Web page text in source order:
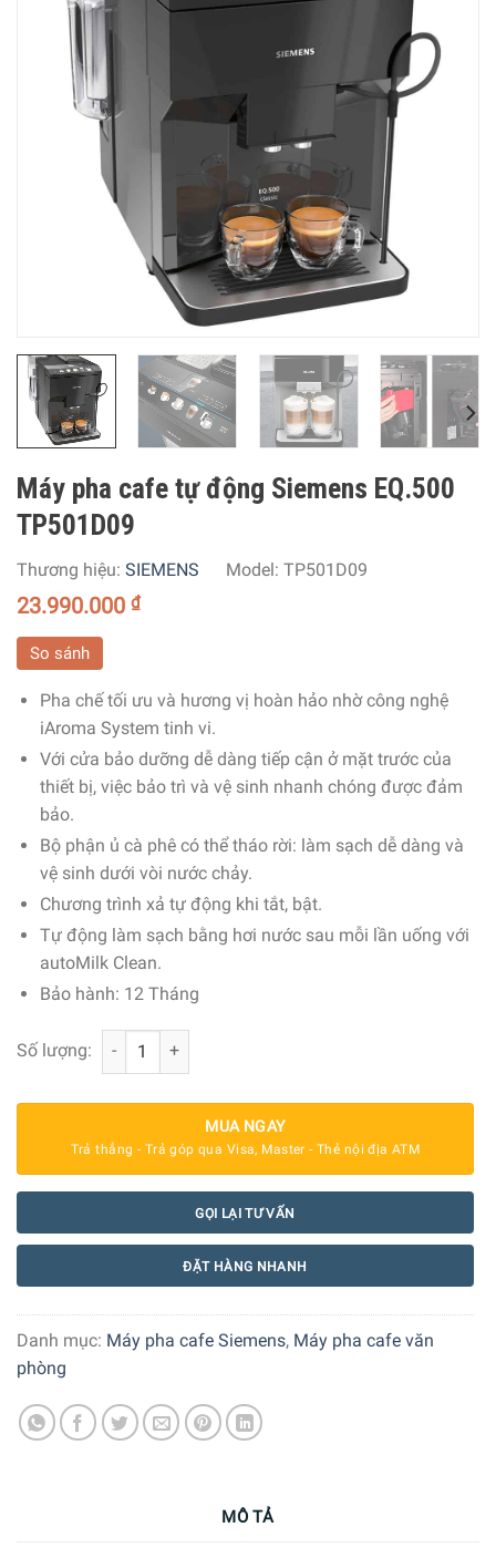
Máy pha cafe tự động Siemens EQ.500
TP501D09
Thương hiệu: SIEMENS Model: TP501D09
23.990.000 ₫
So sánh
Pha chế tối ưu và hương vị hoàn hảo nhờ công nghệ
iAroma System tinh vi.
Với cửa bảo dưỡng dễ dàng tiếp cận ở mặt trước của
thiết bị, việc bảo trì và vệ sinh nhanh chóng được đảm
bảo.
Bộ phận ủ cà phê có thể tháo rời: làm sạch dễ dàng và
vệ sinh dưới vòi nước chảy.
Chương trình xả tự động khi tắt, bật.
Tự động làm sạch bằng hơi nước sau mỗi lần uống với
autoMilk Clean.
Bảo hành: 12 Tháng
Số lượng: Máy pha cafe tự động Siemens EQ.500 TP501D09 số
MUA NGAY
Trả thẳng - Trả góp qua Visa, Master - Thẻ nội địa ATM
GỌI LẠI TƯ VẤN
ĐẶT HÀNG NHANH
Danh mục: Máy pha cafe Siemens, Máy pha cafe văn
phòng
MÔ TẢ